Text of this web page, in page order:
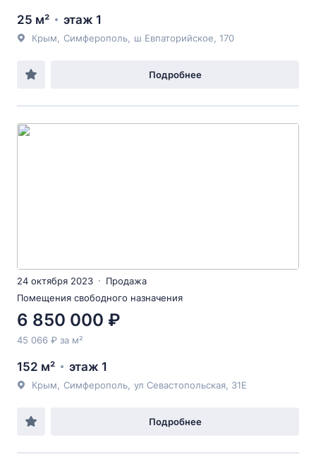
25 м² этаж 1
Крым Симферополь ш Евпаторийское , 170
Подробнее
24 октября 2023
Продажа
Помещения свободного назначения
6 850 000 ₽
45 066 ₽ за м²
152 м² этаж 1
Крым Симферополь ул Севастопольская , 31Е
Подробнее